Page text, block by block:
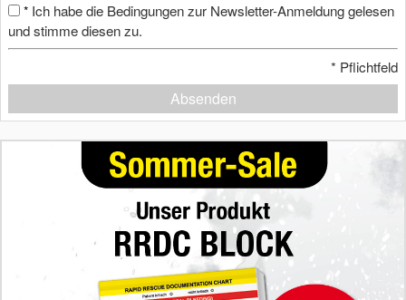
* Ich habe die Bedingungen zur Newsletter-Anmeldung gelesen
und stimme diesen zu.
* Pflichtfeld
Absenden